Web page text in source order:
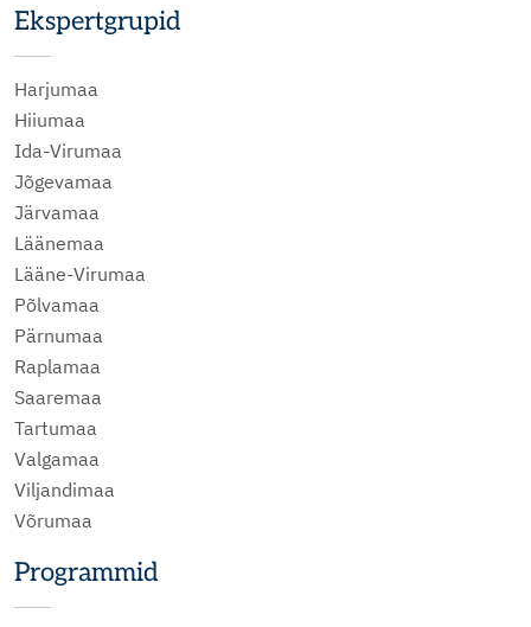
Ekspertgrupid
Harjumaa
Hiiumaa
Ida-Virumaa
Jõgevamaa
Järvamaa
Läänemaa
Lääne-Virumaa
Põlvamaa
Pärnumaa
Raplamaa
Saaremaa
Tartumaa
Valgamaa
Viljandimaa
Võrumaa
Programmid